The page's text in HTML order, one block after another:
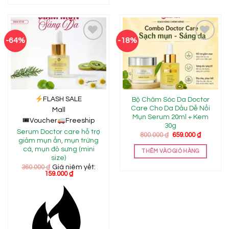
-64%
Add to
wishlist
FLASH SALE
Mall
🎟Voucher
Freeship
Serum Doctor care hỗ trợ
giảm mụn ẩn, mụn trứng
cá, mụn đỏ sưng (mini
size)
360.000₫ Giá niêm yết:
159.000₫
-18%
Add to
wishlist
Bộ Chăm Sóc Da Doctor
Care Cho Da Dầu Dễ Nổi
Mụn Serum 20ml + Kem
30g
800.000₫ Giá
là:
800.000 ₫.
659.000₫Giá
THÊM VÀO GIỎ HÀNG